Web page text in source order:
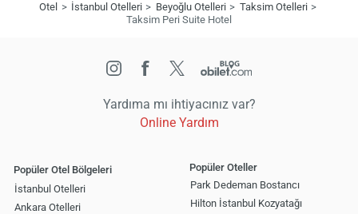
Otel İstanbul Otelleri Beyoğlu Otelleri
Taksim Otelleri
Taksim Peri Suite Hotel
Yardıma mı ihtiyacınız var?
Online Yardım
Popüler Otel Bölgeleri
İstanbul Otelleri
Ankara Otelleri
Popüler Oteller
Park Dedeman Bostancı
Hilton İstanbul Kozyatağı